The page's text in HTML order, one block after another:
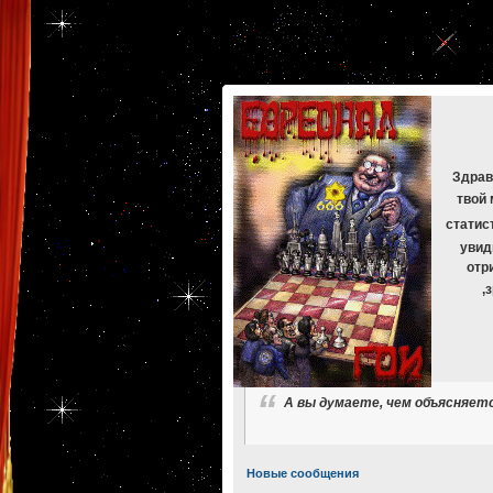
[phpBB Debug] PHP Warning : in file [ROOT]/phpbb/db/driver/mysqli.php
[phpBB Debug] PHP Warning
[ROOT]/phpbb/db/driver/mysqli.php
[phpBB Debug] PHP Warning
: in file [ROOT]/phpbb/db/driver/mysqli.php 265 :
[phpBB Debug] PHP Warning
: in file [ROOT]/phpbb/db/driver/mysqli.php on line 329 :
[phpBB Debug] PHP Warning
[ROOT]/phpbb/db/driver/mysqli.php on line 265 :
[phpBB Debug] PHP Warning
[ROOT]/phpbb/db/driver/mysqli.php on line
твой
А вы думаете, чем
Новые сообщения